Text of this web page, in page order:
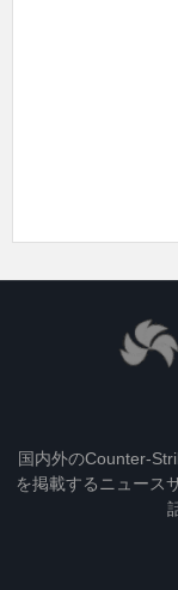
国内外のCounter-
を掲載するニュース